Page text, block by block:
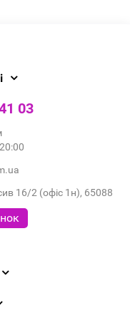
03
16/2 (офіс 1н), 65088